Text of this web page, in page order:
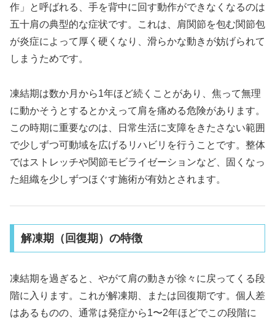
作」と呼ばれる、手を背中に回す動作ができなくなるのは
五十肩の典型的な症状です。これは、肩関節を包む関節包
が炎症によって厚く硬くなり、滑らかな動きが妨げられて
しまうためです。
凍結期は数か月から1年ほど続くことがあり、焦って無理
に動かそうとするとかえって肩を痛める危険があります。
この時期に重要なのは、日常生活に支障をきたさない範囲
で少しずつ可動域を広げるリハビリを行うことです。整体
ではストレッチや関節モビライゼーションなど、固くなっ
た組織を少しずつほぐす施術が有効とされます。
解凍期（回復期）の特徴
凍結期を過ぎると、やがて肩の動きが徐々に戻ってくる段
階に入ります。これが解凍期、または回復期です。個人差
はあるものの、通常は発症から1〜2年ほどでこの段階に